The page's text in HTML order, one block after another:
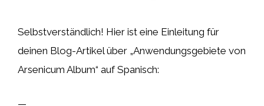
Selbstverständlich! Hier ist eine Einleitung für
deinen Blog-Artikel über „Anwendungsgebiete von
Arsenicum Album“ auf Spanisch:
—